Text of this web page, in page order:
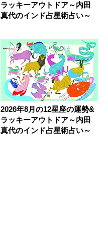
ラッキーアウトドア～内田
真代のインド占星術占い～
2026年8月の12星座の運勢&
ラッキーアウトドア～内田
真代のインド占星術占い～